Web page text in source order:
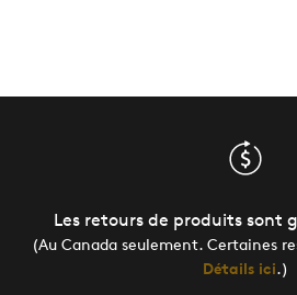
Les retours de produits sont
(Au Canada seulement. Certaines
Détails ici.)